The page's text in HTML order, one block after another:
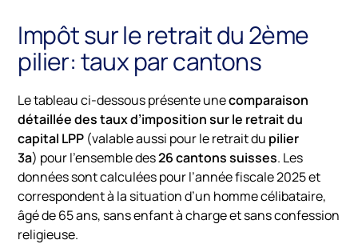
Impôt sur le retrait du 2ème
pilier: taux par cantons
Le tableau ci-dessous présente unecomparaison
détaillée des taux d’imposition sur le retrait du
capital LPP (valable aussi pour le retrait du pilier
3a) pour l’ensemble des26 cantons suisses. Les
données sont calculées pour l’année fiscale 2025 et
correspondent à la situation d’un homme célibataire,
âgé de 65 ans, sans enfant à charge et sans confession
religieuse.